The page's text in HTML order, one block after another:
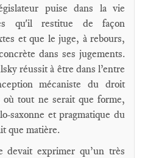
puise dans la vie
qu'il restitue de façon
et que le juge, à rebours,
dans ses jugements.
réussit à être dans l’entre
mécaniste du droit
où tout ne serait que forme,
saxonne et pragmatique du
que matière.
devait exprimer qu’un très